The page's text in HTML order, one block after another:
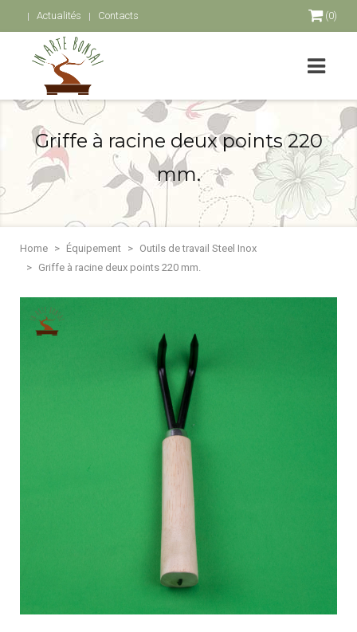
Actualités Contacts (0)
Griffe à racine deux points 220
mm.
Home Équipement
Outils de travail Steel Inox
Griffe à racine deux points 220 mm.